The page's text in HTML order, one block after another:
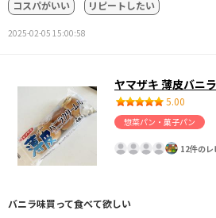
コスパがいい
リピートしたい
2025-02-05 15:00:58
ヤマザキ 薄皮バニ
5.00
惣菜パン・菓子パン
12件のレ
バニラ味買って食べて欲しい